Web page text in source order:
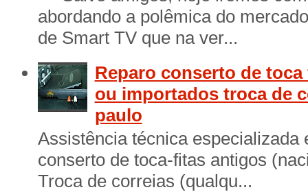
abordando a polêmica do
de Smart TV que na ver...
Reparo conserto de
ou importados troca de
paulo
Assistência técnica especializada
conserto de toca-fitas antigos
Troca de correias (qualqu...